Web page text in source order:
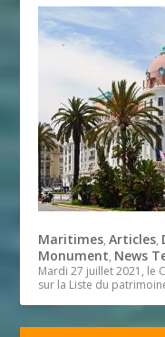
Maritimes,Articles,
Monument, News
Mardi 27 juillet 2021, le
sur la Liste du